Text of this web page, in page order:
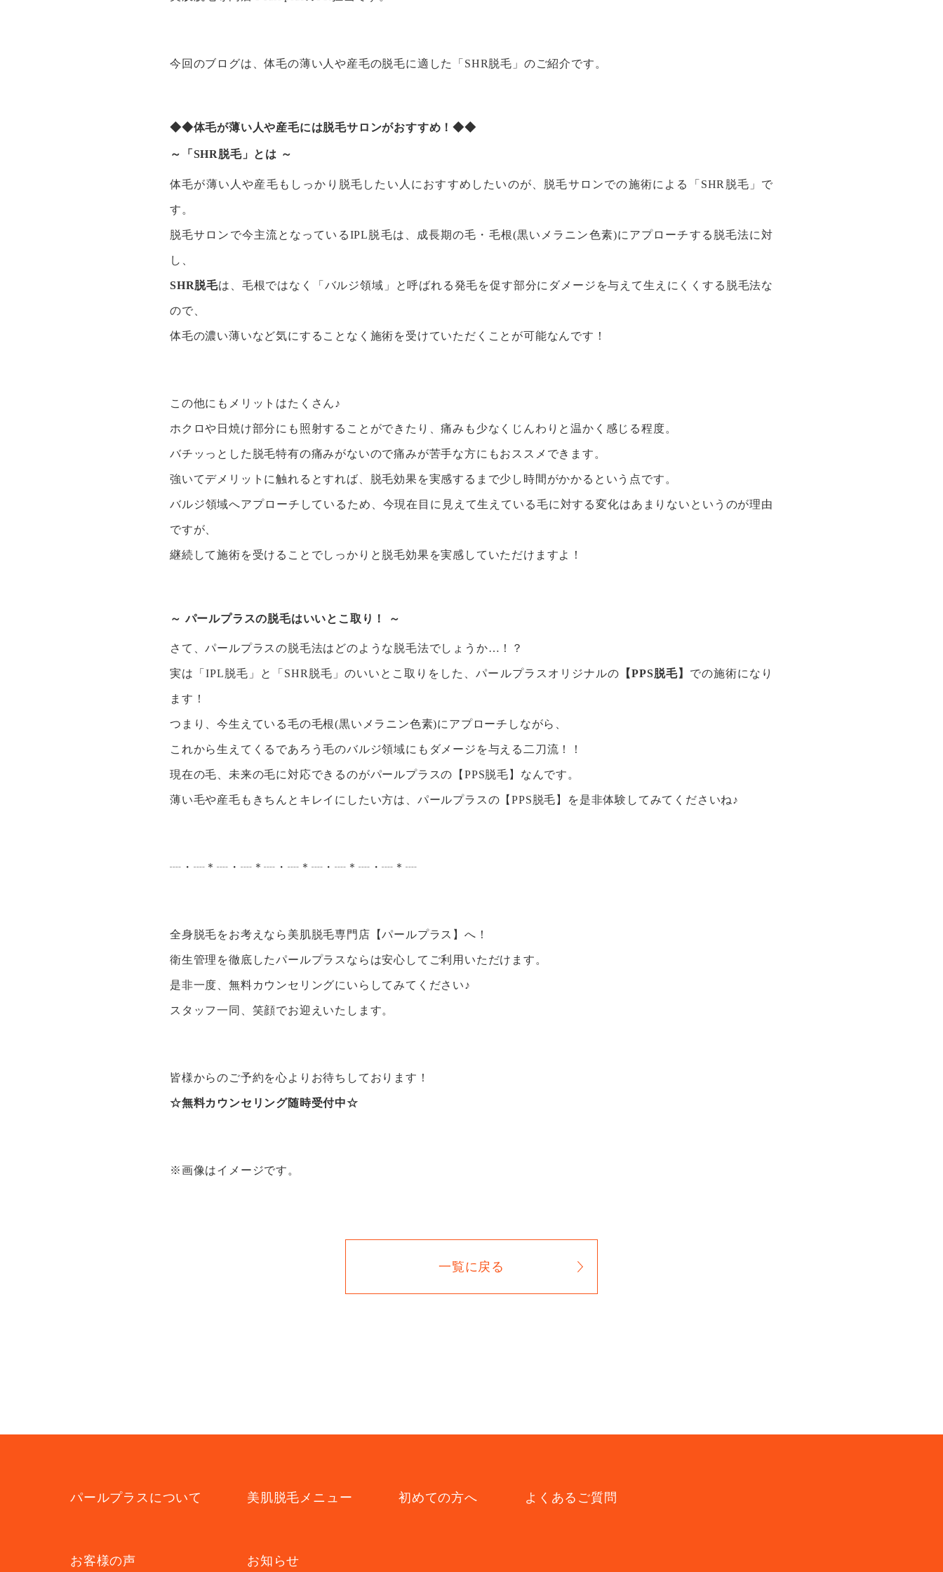
今回のブログは、体毛の薄い人や産毛の脱毛に適した「SHR脱毛」のご紹介です。
◆◆体毛が薄い人や産毛には脱毛サロンがおすすめ！◆◆
～「SHR脱毛」とは ～
体毛が薄い人や産毛もしっかり脱毛したい人におすすめしたいのが、脱毛サロンでの施術による「SHR脱毛」で
す。
脱毛サロンで今主流となっているIPL脱毛は、成長期の毛・毛根(黒いメラニン色素)にアプローチする脱毛法に対
し、
SHR脱毛は、毛根ではなく「バルジ領域」と呼ばれる発毛を促す部分にダメージを与えて生えにくくする脱毛法な
ので、
体毛の濃い薄いなど気にすることなく施術を受けていただくことが可能なんです！
この他にもメリットはたくさん♪
ホクロや日焼け部分にも照射することができたり、痛みも少なくじんわりと温かく感じる程度。
バチッっとした脱毛特有の痛みがないので痛みが苦手な方にもおススメできます。
強いてデメリットに触れるとすれば、脱毛効果を実感するまで少し時間がかかるという点です。
バルジ領域へアプローチしているため、今現在目に見えて生えている毛に対する変化はあまりないというのが理由
ですが、
継続して施術を受けることでしっかりと脱毛効果を実感していただけますよ！
～ パールプラスの脱毛はいいとこ取り！ ～
さて、パールプラスの脱毛法はどのような脱毛法でしょうか…！？
実は「IPL脱毛」と「SHR脱毛」のいいとこ取りをした、パールプラスオリジナルの 【PPS脱毛】 での施術になり
ます！
つまり、今生えている毛の毛根(黒いメラニン色素)にアプローチしながら、
これから生えてくるであろう毛のバルジ領域にもダメージを与える二刀流！！
現在の毛、未来の毛に対応できるのがパールプラスの【PPS脱毛】なんです。
薄い毛や産毛もきちんとキレイにしたい方は、パールプラスの【PPS脱毛】を是非体験してみてくださいね♪
┈・┈＊┈・┈＊┈・┈＊┈・┈＊┈・┈＊┈
全身脱毛をお考えなら美肌脱毛専門店【パールプラス】へ！
衛生管理を徹底したパールプラスならは安心してご利用いただけます。
是非一度、無料カウンセリングにいらしてみてください♪
スタッフ一同、笑顔でお迎えいたします。
皆様からのご予約を心よりお待ちしております！
☆無料カウンセリング随時受付中☆
※画像はイメージです。
一覧に戻る
パールプラスについて 美肌脱毛メニュー 初めての方へ よくあるご質問
お客様の声 お知らせ